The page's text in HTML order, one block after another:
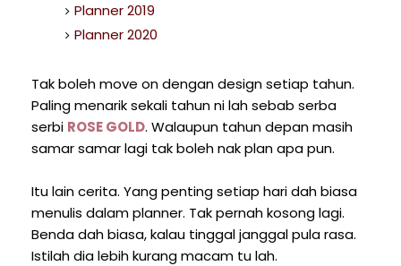
Planner 2019
Planner 2020
Tak boleh move on dengan design setiap tahun.
Paling menarik sekali tahun ni lah sebab serba
serbi ROSE GOLD. Walaupun tahun depan masih
samar samar lagi tak boleh nak plan apa pun.
Itu lain cerita. Yang penting setiap hari dah biasa
menulis dalam planner. Tak pernah kosong lagi.
Benda dah biasa, kalau tinggal janggal pula rasa.
Istilah dia lebih kurang macam tu lah.